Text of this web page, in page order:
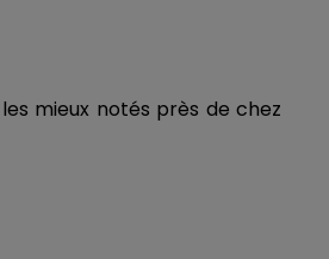
mieux notés près de chez